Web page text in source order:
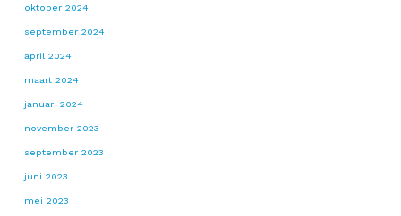
oktober 2024
september 2024
april 2024
maart 2024
januari 2024
november 2023
september 2023
juni 2023
mei 2023